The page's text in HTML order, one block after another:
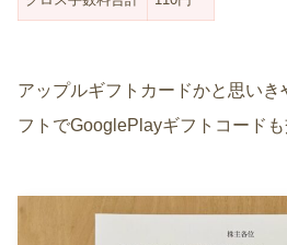
アップルギフトカードかと思い
フトでGooglePlayギフトコードも